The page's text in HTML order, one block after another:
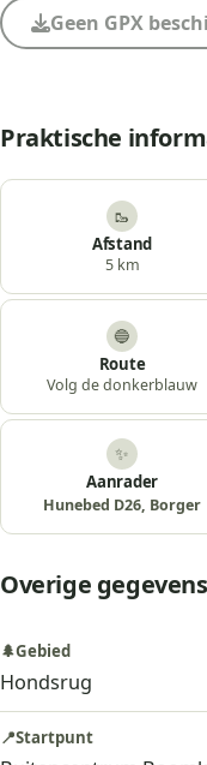
Geen GPX
Praktische
🥾
Afstand
5 km
🔵
Route
Volg de donkerblauw
✨
Aanrader
Hunebed D26, Borger
Overige gegevens
🌲Gebied
Hondsrug
📍Startpunt